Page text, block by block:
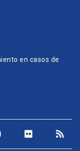
en casos de